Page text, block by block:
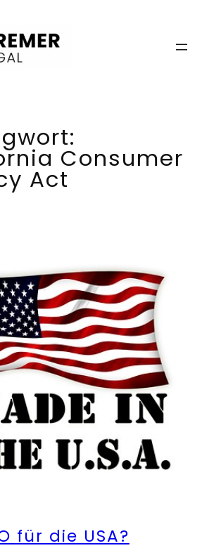
Consumer
Act
für die USA?